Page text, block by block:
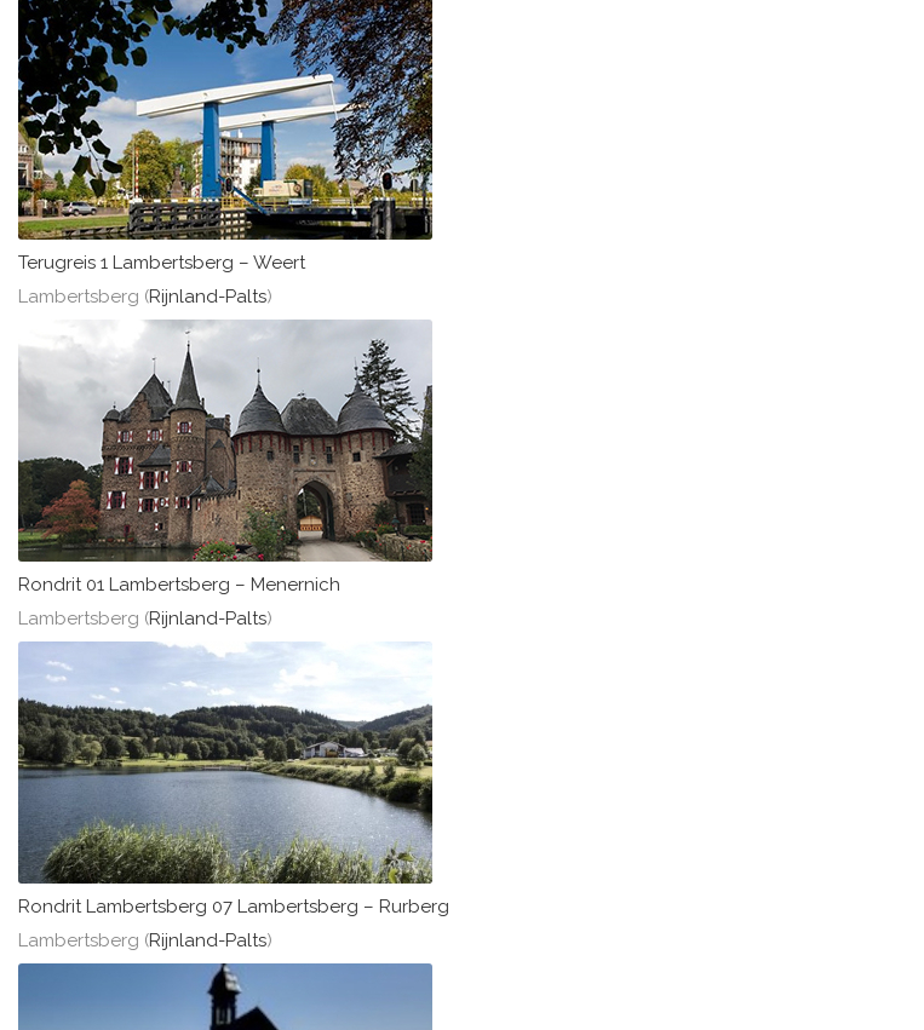
Terugreis 1 Lambertsberg – Weert
Lambertsberg (Rijnland-Palts)
Rondrit 01 Lambertsberg – Menernich
Lambertsberg (Rijnland-Palts)
Rondrit Lambertsberg 07 Lambertsberg – Rurberg
Lambertsberg (Rijnland-Palts)